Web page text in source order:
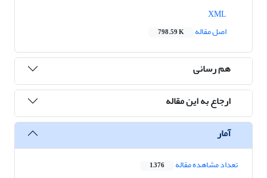
اصل مقاله
798.59 K
هم رسانی
ارجاع به این مقاله
آمار
تعداد مشاهده مقاله 1,376